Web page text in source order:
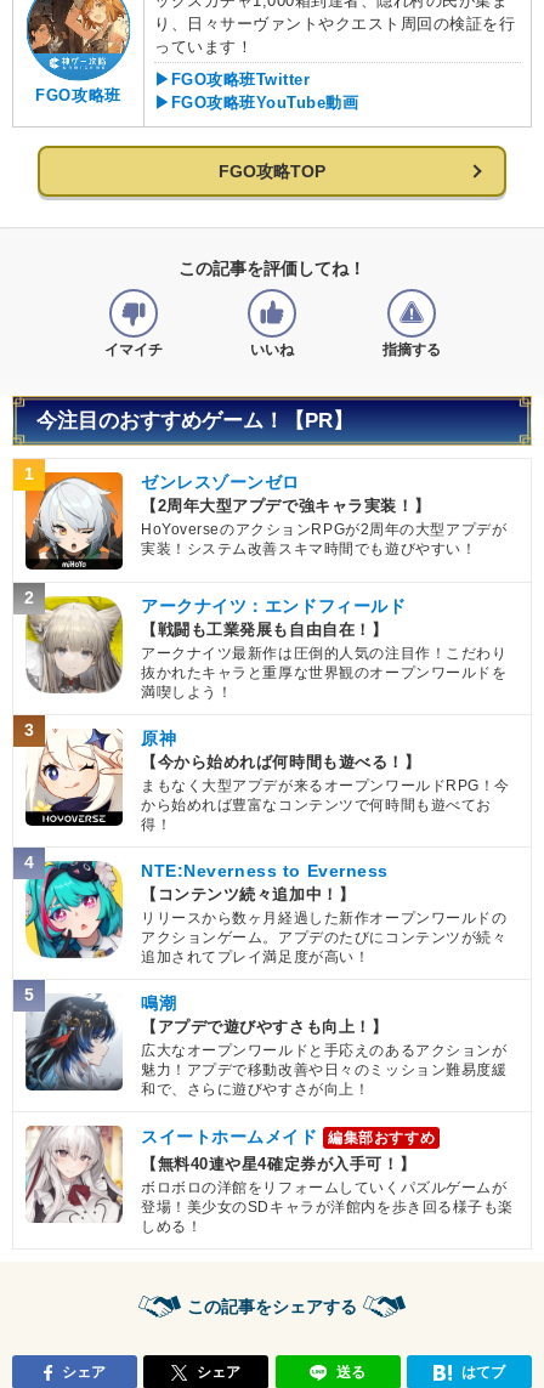
FGO攻略班
り、日々サーヴァントやクエスト周回の検証を行
っています！
▶FGO攻略班Twitter
▶FGO攻略班YouTube動画
FGO攻略TOP
この記事を評価してね！
イマイチ いいね 指摘する
今注目のおすすめゲーム！【PR】
1 ゼンレスゾーンゼロ
【2周年大型アプデで強キャラ実装！】
HoYoverseのアクションRPGが2周年の大型アプデが
実装！システム改善スキマ時間でも遊びやすい！
2 アークナイツ：エンドフィールド
【戦闘も工業発展も自由自在！】
アークナイツ最新作は圧倒的人気の注目作！こだわり
抜かれたキャラと重厚な世界観のオープンワールドを
満喫しよう！
3 原神
【今から始めれば何時間も遊べる！】
まもなく大型アプデが来るオープンワールドRPG！今
から始めれば豊富なコンテンツで何時間も遊べてお
得！
4 NTE:Neverness to Everness
【コンテンツ続々追加中！】
リリースから数ヶ月経過した新作オープンワールドの
アクションゲーム。アプデのたびにコンテンツが続々
追加されてプレイ満足度が高い！
5 鳴潮
【アプデで遊びやすさも向上！】
広大なオープンワールドと手応えのあるアクションが
魅力！アプデで移動改善や日々のミッション難易度緩
和で、さらに遊びやすさが向上！
スイートホームメイド 編集部おすすめ
【無料40連や星4確定券が入手可！】
ボロボロの洋館をリフォームしていくパズルゲームが
登場！美少女のSDキャラが洋館内を歩き回る様子も楽
しめる！
この記事をシェアする
シェア シェア 送る はてブ